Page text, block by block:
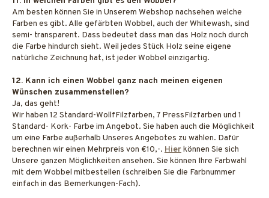
Am besten können Sie in Unserem Webshop nachsehen welche
Farben es gibt. Alle gefärbten Wobbel, auch der Whitewash, sind
semi- transparent. Dass bedeutet dass man das Holz noch durch
die Farbe hindurch sieht. Weil jedes Stück Holz seine eigene
natürliche Zeichnung hat, ist jeder Wobbel einzigartig.
12. Kann ich einen Wobbel ganz nach meinen eigenen
Wünschen zusammenstellen?
Ja, das geht!
Wir haben 12 Standard-WollfFilzfarben, 7 PressFilzfarben und 1
Standard- Kork- Farbe im Angebot. Sie haben auch die Möglichkeit
um eine Farbe außerhalb Unseres Angebotes zu wählen. Dafür
berechnen wir einen Mehrpreis von €10,-. Hierkönnen Sie sich
Unsere ganzen Möglichkeiten ansehen. Sie können Ihre Farbwahl
mit dem Wobbel mitbestellen (schreiben Sie die Farbnummer
einfach in das Bemerkungen-Fach).